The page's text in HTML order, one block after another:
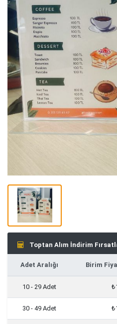
Toptan Alım İndirim
Adet Aralığı Birim
10 - 29 Adet
30 - 49 Adet